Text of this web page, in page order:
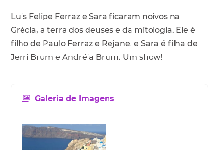
Luis Felipe Ferraz e Sara ficaram noivos na
Grécia, a terra dos deuses e da mitologia. Ele é
filho de Paulo Ferraz e Rejane, e Sara é filha de
Jerri Brum e Andréia Brum. Um show!
Galeria de Imagens